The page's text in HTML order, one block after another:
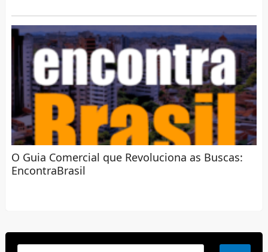
O Guia Comercial que Revoluciona as Buscas:
EncontraBrasil